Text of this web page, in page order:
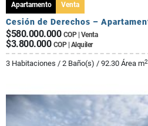
Apartamento Venta
$580.000.000 COP | Venta
$3.800.000 COP | Alquiler
3 Habitaciones / 2 Baño(s) / 92.30 Área m2